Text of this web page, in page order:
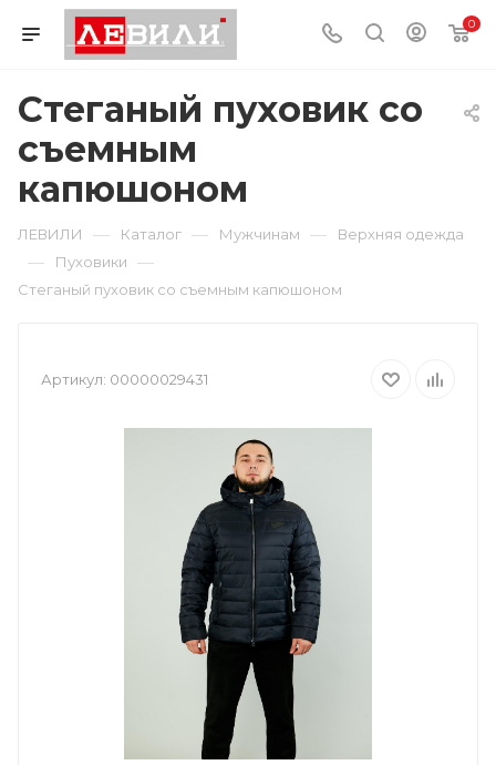
0
Стеганый пуховик со
съемным
капюшоном
ЛЕВИЛИ — Каталог — Мужчинам — Верхняя одежда
— Пуховики —
Стеганый пуховик со съемным капюшоном
Артикул: 00000029431